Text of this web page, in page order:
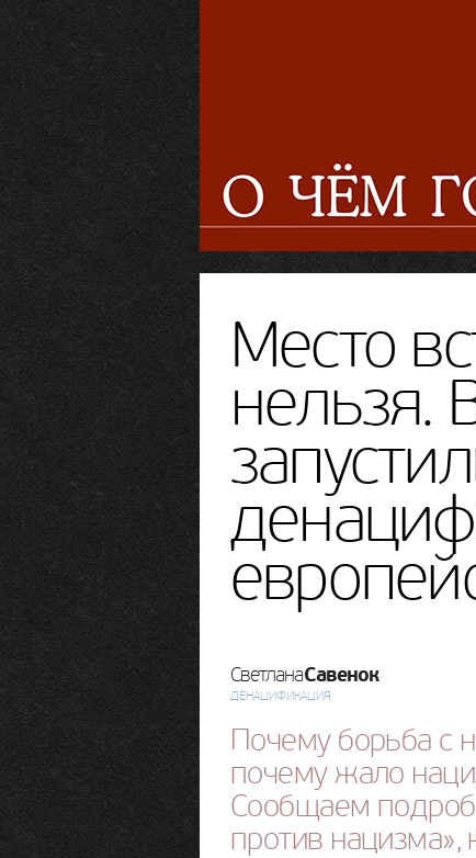
Место
нельзя.
СветланаСавенок
ДЕНАЦИФИКАЦИЯ
Почему борьба с
почему жало
Сообщаем
против